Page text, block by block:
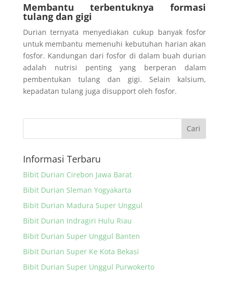
Membantu terbentuknya formasi
tulang dan gigi
Durian ternyata menyediakan cukup banyak fosfor
untuk membantu memenuhi kebutuhan harian akan
fosfor. Kandungan dari fosfor di dalam buah durian
adalah nutrisi penting yang berperan dalam
pembentukan tulang dan gigi. Selain kalsium,
kepadatan tulang juga disupport oleh fosfor.
Informasi Terbaru
Bibit Durian Cirebon Jawa Barat
Bibit Durian Sleman Yogyakarta
Bibit Durian Madura Super Unggul
Bibit Durian Indragiri Hulu Riau
Bibit Durian Super Unggul Banten
Bibit Durian Super Ke Kota Bekasi
Bibit Durian Super Unggul Purwokerto